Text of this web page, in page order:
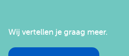
Wij vertellen je graag meer.